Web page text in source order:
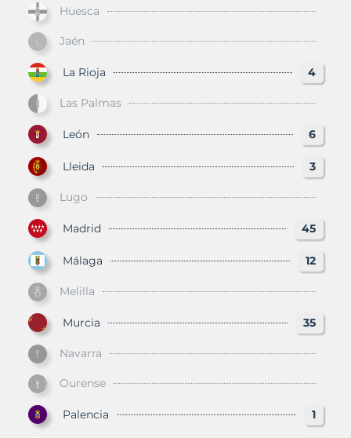
Huesca
Jaén
La Rioja 4
Las Palmas
León 6
Lleida 3
Lugo
Madrid 45
Málaga 12
Melilla
Murcia 35
Navarra
Ourense
Palencia 1